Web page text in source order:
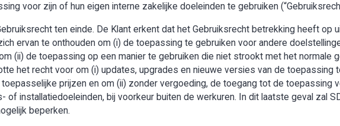
voor zijn of hun eigen interne zakelijke doeleinden te gebruiken
ten einde. De Klant erkent dat het Gebruiksrecht betrekking heeft op
ervan te onthouden om (i) de toepassing te gebruiken voor andere
(ii) de toepassing op een manier te gebruiken die niet strookt met het normale
het recht voor om (i) updates, upgrades en nieuwe versies van de toepassing
prijzen en om (ii) zonder vergoeding, de toegang tot de toepassing
installatiedoeleinden, bij voorkeur buiten de werkuren. In dit laatste geval zal
beperken.